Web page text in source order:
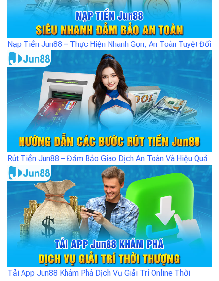
Nạp Tiền Jun88 – Thực Hiện Nhanh Gọn, An Toàn Tuyệt Đối
Rút Tiền Jun88 – Đảm Bảo Giao Dịch An Toàn Và Hiệu Quả
Tải App Jun88 Khám Phá Dịch Vụ Giải Trí Online Thời